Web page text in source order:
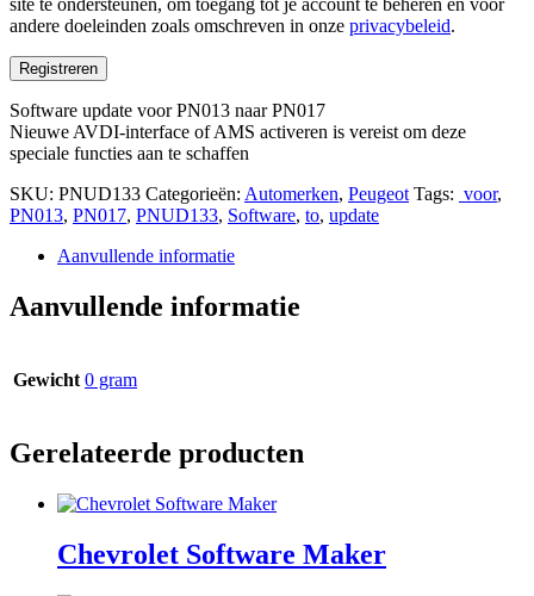
site te ondersteunen, om toegang tot je account te beheren en voor
andere doeleinden zoals omschreven in onze privacybeleid.
Registreren
Software update voor PN013 naar PN017
Nieuwe AVDI-interface of AMS activeren is vereist om deze
speciale functies aan te schaffen
SKU: PNUD133 Categorieën: Automerken, Peugeot Tags: voor,
PN013, PN017, PNUD133, Software, to, update
Aanvullende informatie
Aanvullende informatie
Gewicht 0 gram
Gerelateerde producten
Chevrolet Software Maker